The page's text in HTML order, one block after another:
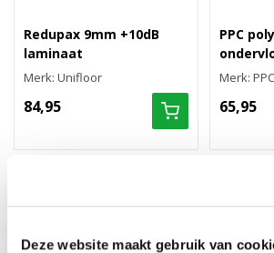
Deze website maakt gebruik van
Redupax 9mm +10dB
laminaat
Merk: Unifloor
84,95
PPC
Merk: PPC
65,95